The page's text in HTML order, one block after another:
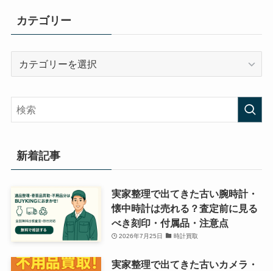
カテゴリー
リ
新着記事
実家整理で出てきた古い腕時計・
懐中時計は売れる？査定前に見る
べき刻印・付属品・注意点
2026年7月25日 時計買取
実家整理で出てきた古いカメラ・